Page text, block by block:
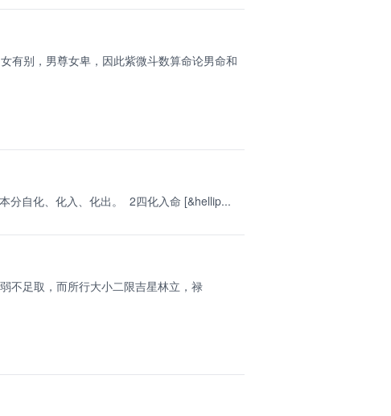
有别，男尊女卑，因此紫微斗数算命论男命和
分自化、化入、化出。 2四化入命 [&hellip...
不足取，而所行大小二限吉星林立，禄